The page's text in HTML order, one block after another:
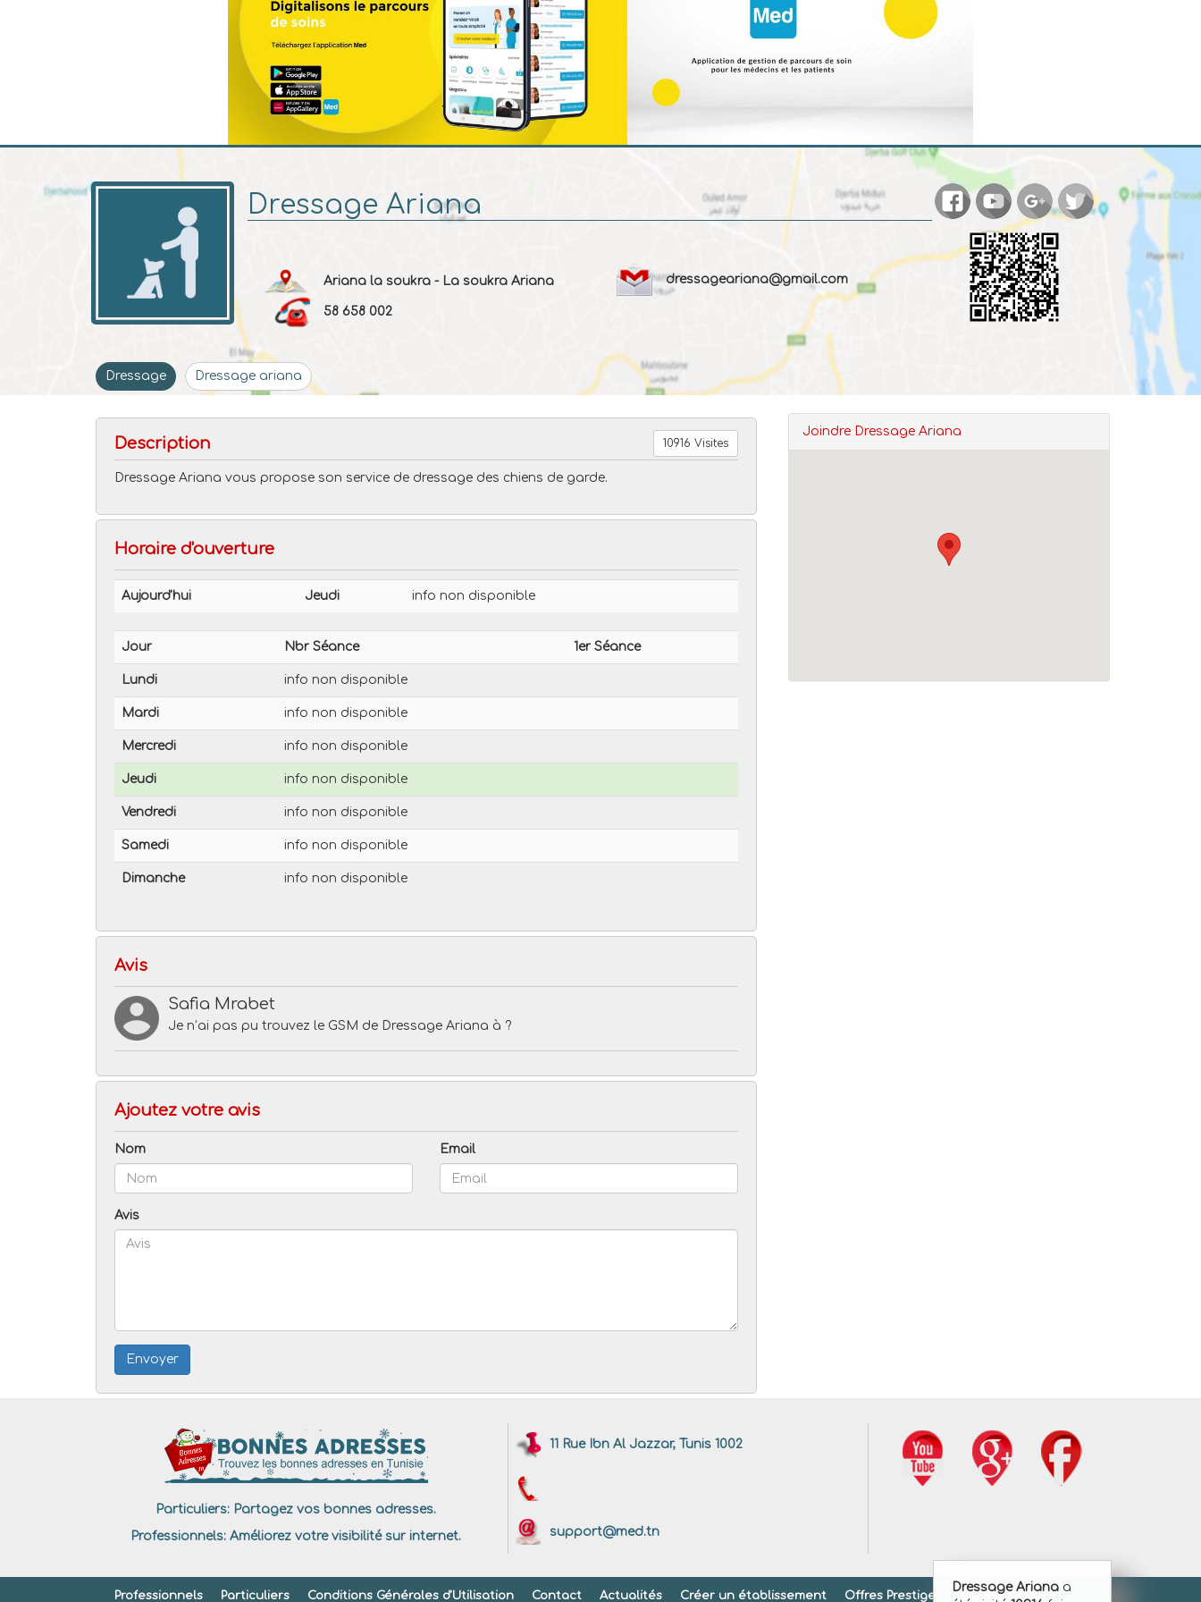
Dressage Ariana a
Dressage Ariana
Ariana la soukra - La soukra Ariana dressageariana@gmail.com
58 658 002
Dressage Dressage ariana
Description 10916 Visites
Dressage Ariana vous propose son service de dressage des chiens de garde.
Horaire d'ouverture
Aujourd'hui Jeudi info non disponible
Jour Nbr Séance 1er Séance
Lundi info non disponible
Mardi info non disponible
Mercredi info non disponible
Jeudi info non disponible
Vendredi info non disponible
Samedi info non disponible
Dimanche info non disponible
Avis
Safia Mrabet
Je n’ai pas pu trouvez le GSM de Dressage Ariana à ?
Ajoutez votre avis
Nom Email
Avis
Envoyer
Joindre Dressage Ariana
Particuliers:Partagez vos bonnes adresses.
Professionnels:Améliorez votre visibilité sur internet.
11 Rue Ibn Al Jazzar, Tunis 1002
support@med.tn
Professionnels Particuliers Conditions Générales d'Utilisation Contact Actualités Créer un établissement Offres Prestiges Offres Gold